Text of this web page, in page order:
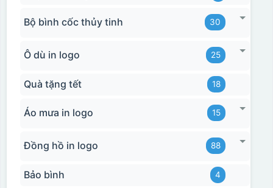
Bộ bình cốc thủy tinh 30
Ô dù in logo 25
Quà tặng tết 18
Áo mưa in logo 15
Đồng hồ in logo 88
Bảo bình 4